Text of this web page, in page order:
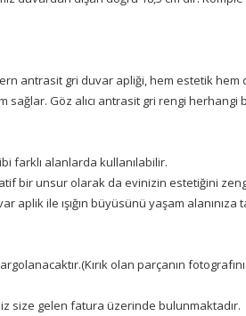
antrasit gri duvar apliği, hem estetik
Göz alıcı antrasit gri rengi herhangi
farklı alanlarda kullanılabilir.
bir unsur olarak da evinizin estetiğini
ile ışığın büyüsünü yaşam alanınıza
olan parçanın
size gelen fatura üzerinde bulunmaktadır.